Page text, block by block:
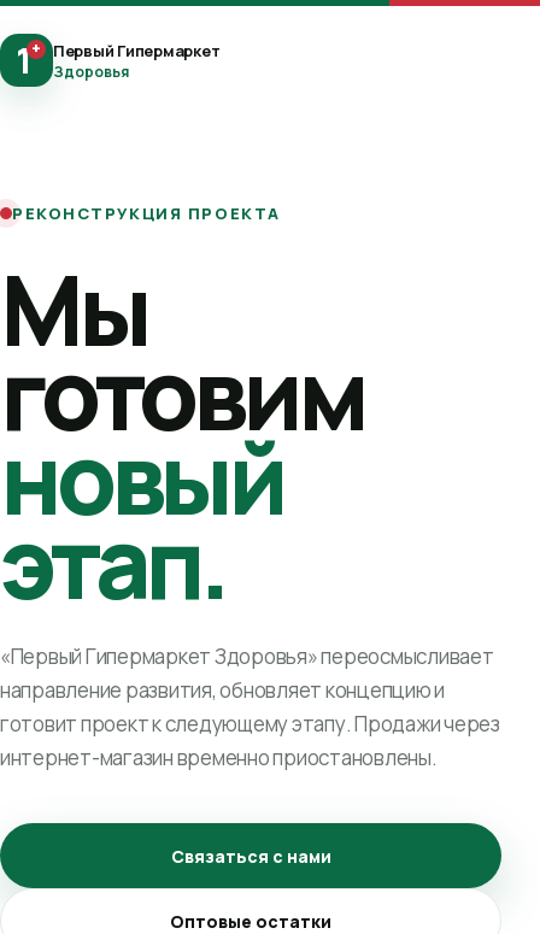
1+ Первый Гипермаркет
Здоровья
РЕКОНСТРУКЦИЯ ПРОЕКТА
Мы
готовим
новый
этап.
«Первый Гипермаркет Здоровья» переосмысливает
направление развития, обновляет концепцию и
готовит проект к следующему этапу. Продажи через
интернет-магазин временно приостановлены.
Связаться с нами
Оптовые остатки